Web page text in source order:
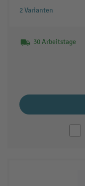
2 Varianten
30 Arbeitstage